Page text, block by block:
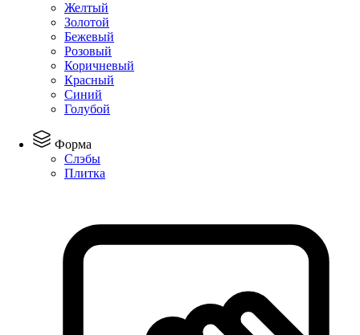
Желтый
Золотой
Бежевый
Розовый
Коричневый
Красный
Синий
Голубой
Форма
Слэбы
Плитка